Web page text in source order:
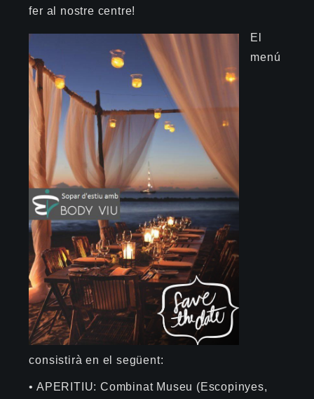
fer al nostre centre!
El
menú
consistirà en el següent:
• APERITIU: Combinat Museu (Escopinyes,